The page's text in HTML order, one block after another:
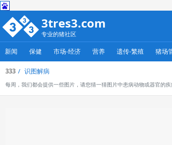
3tres3.com
专业的猪社区
新闻 保健 市场-经济 营养 遗传-繁殖 猪场
333 识图解病
每周，我们都会提供一些图片，请您猜一猜图片中患病动物或器官的疾